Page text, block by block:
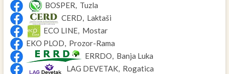
BOSPER, Tuzla
CERD, Laktaši
ECO LINE, Mostar
EKO PLOD, Prozor-Rama
ERRDO, Banja Luka
LAG DEVETAK, Rogatica